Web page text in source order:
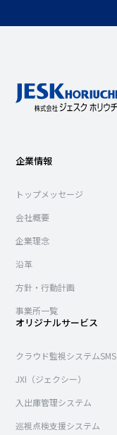
企業情報
トップメッセージ
会社概要
企業理念
沿革
方針・行動計画
事業所一覧
オリジナルサービス
クラウド監視システムSMS
JXI（ジェクシー）
入出庫管理システム
巡視点検支援システム